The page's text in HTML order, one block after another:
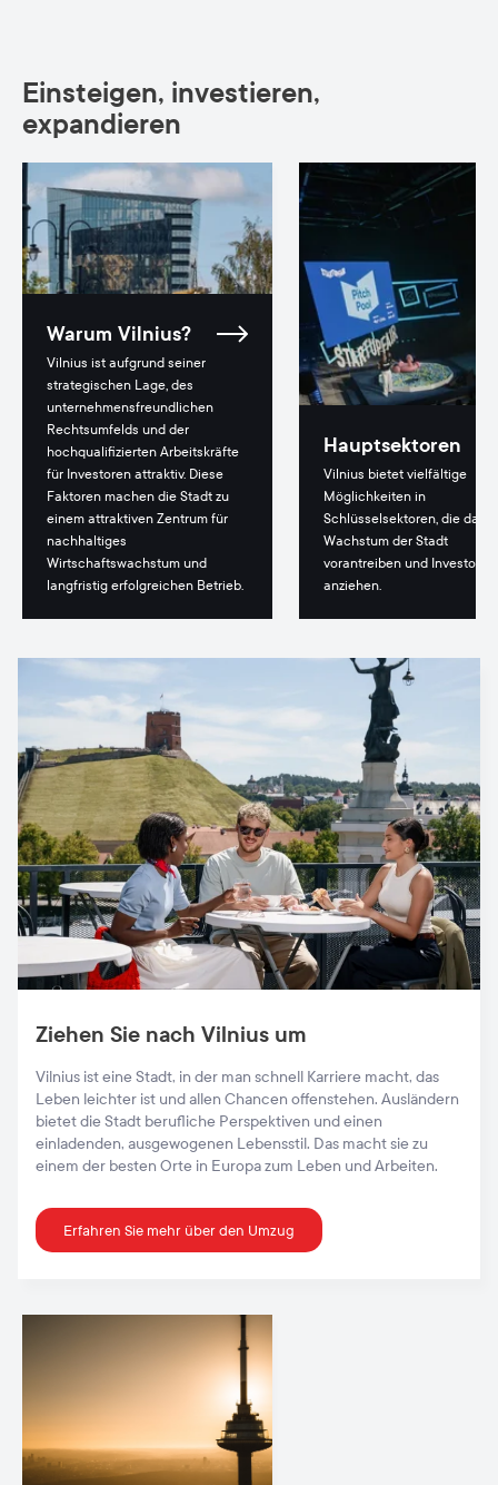
Einsteigen, investieren,
expandieren
Warum Vilnius?
Vilnius ist aufgrund seiner
strategischen Lage, des
unternehmensfreundlichen
Rechtsumfelds und der
hochqualifizierten Arbeitskräfte
für Investoren attraktiv. Diese
Faktoren machen die Stadt zu
einem attraktiven Zentrum für
nachhaltiges
Wirtschaftswachstum und
langfristig erfolgreichen Betrieb.
Hauptsektoren
Vilnius bietet vielfältige
Möglichkeiten in
Schlüsselsektoren, die das
Wachstum der Stadt
vorantreiben und Investoren
anziehen.
Ziehen Sie nach Vilnius um
Vilnius ist eine Stadt, in der man schnell Karriere macht, das
Leben leichter ist und allen Chancen offenstehen. Ausländern
bietet die Stadt berufliche Perspektiven und einen
einladenden, ausgewogenen Lebensstil. Das macht sie zu
einem der besten Orte in Europa zum Leben und Arbeiten.
Erfahren Sie mehr über den Umzug